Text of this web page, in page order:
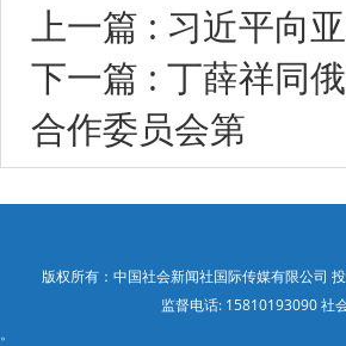
上一篇 : 习近平向
下一篇 : 丁薛祥同
合作委员会第
版权所有：中国社会新闻社国际传媒有限公司
监督电话: 15810193090 社
。